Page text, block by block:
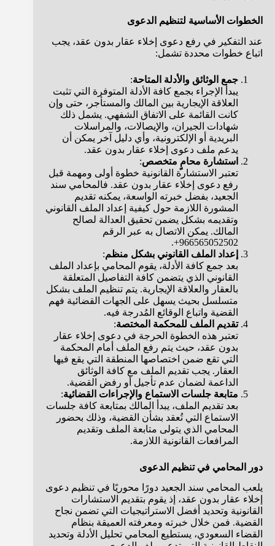
الخطوات الأساسية لتنظيم الدعوى
عند التفكير في رفع دعوى إخلاء عقار بدون عقد، يجب
اتباع خطوات محددة تشمل:
جمع الوثائق والأدلة المتاحة:
يبدأ الإجراء بجمع كافة الأدلة المتوفرة التي تثبت
العلاقة الإيجارية بين المالك والمستأجر، حتى وإن
كانت القائمة على الاتفاق الشفهي. يشمل ذلك
شهادات الجيران، والإيصالات، والمراسلات
البريدية أو الإلكترونية، وأي دليل آخر يمكن أن
يدعم ملف دعوى إخلاء عقار بدون عقد.
استشارة محامٍ متخصص:
تعتبر الاستشارة القانونية خطوة أولى ومهمة قبل
رفع دعوى إخلاء عقار بدون عقد. فالمحامي سند
الجعيد، بفضل خبرته الواسعة، يمكنه تقديم
المشورة اللازمة حول كيفية إعداد الملف القانوني
وتقديمه بشكل يضمن تحقيق العدالة لصالح
المالك. يمكن الاتصال به عبر الرقم
966565052502+.
إعداد الملف القانوني بشكل منظم:
بعد جمع كافة الأدلة، يقوم المحامي بإعداد الملف
القانوني الذي يتضمن كافة التفاصيل المتعلقة
بالعقار والعلاقة الإيجارية. يتم تنظيم الملف بشكل
متسلسل بحيث يسهل على الجهات القضائية فهم
القضية واتباع الوقائع المُدرجة فيه.
تقديم الملف للمحكمة المختصة:
تعتبر هذه الخطوة الحرجة في دعوى إخلاء عقار
بدون عقد، حيث يتم رفع الملف أمام المحكمة
التي تقع ضمن اختصاصها المنطقة التي يقع فيها
العقار. يجب تقديم الملف مع كافة الوثائق
الداعمة لضمان عدم تأجيل أو رفض القضية.
متابعة جلسات الاستماع والإجراءات القضائية:
بعد تقديم الملف، يبدأ المالك بمتابعة كافة جلسات
الاستماع التي تُعقد بشأن القضية، وذلك بحضور
المحامي الذي يتولى متابعة الملف وتقديم
المرافعات القانونية اللازمة.
دور المحامي في تنظيم الدعوى
يلعب المحامي سند الجعيد دورًا محوريًا في تنظيم دعوى
إخلاء عقار بدون عقد، إذ يقوم بتقديم الاستشارات
القانونية وتحديد أفضل الاستراتيجيات التي تضمن نجاح
القضية. فمن خلال خبرته ومعرفته العميقة بنظام
القضاء السعودي، يستطيع المحامي تحليل الأدلة وتحديد